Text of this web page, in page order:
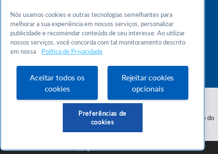
Atendimento 24h
Chame no WhatsApp
Atendimento das 9h às 18h
Serviço de Apoio às Micro e Pequenas Empresas do Estado do Rio Grande do
Nós usamos cookies e outras tecnologias semelhantes para
melhorar a sua experiência em nossos serviços, personalizar
publicidade e recomendar conteúdo de seu interesse. Ao utilizar
nossos serviços, você concorda com tal monitoramento descrito
em nossa
Política de Privacidade
Aceitar todos os
cookies
Rejeitar cookies
opcionais
Preferências de
cookies